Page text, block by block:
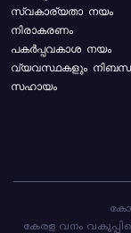
സ്വകാര്യതാ നയം
നിരാകരണം
പകർപ്പവകാശ നയം
വ്യവസ്ഥകളും
സഹായം
കേരള വനം